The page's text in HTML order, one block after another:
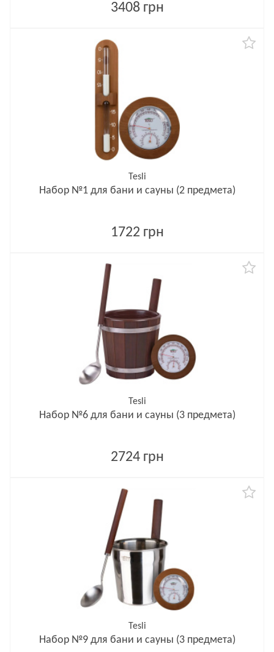
3408 грн
Tesli
Набор №1 для бани и сауны (2 предмета)
1722 грн
Tesli
Набор №6 для бани и сауны (3 предмета)
2724 грн
Tesli
Набор №9 для бани и сауны (3 предмета)